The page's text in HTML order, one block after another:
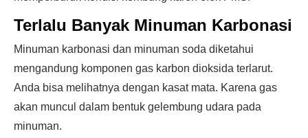
Terlalu Banyak Minuman Karbonasi
Minuman karbonasi dan minuman soda diketahui
mengandung komponen gas karbon dioksida terlarut.
Anda bisa melihatnya dengan kasat mata. Karena gas
akan muncul dalam bentuk gelembung udara pada
minuman.